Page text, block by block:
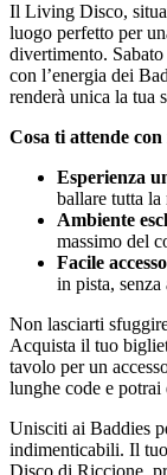
Il Living Disco,
luogo perfetto per
divertimento.
con l’energia dei
renderà unica la tua
Cosa ti attende
Esperienza
ballare tutta la
Ambiente
massimo del
Facile accesso
in pista, senza
Non lasciarti
Acquista il tuo
tavolo per un
lunghe code e potrai
Unisciti ai Baddies
indimenticabili. Il
Disco di Riccione,